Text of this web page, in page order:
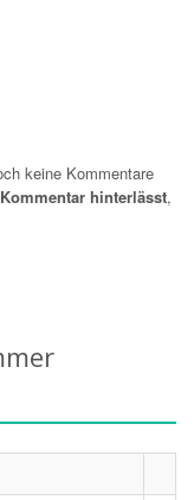
keine Kommentare
hinterlässt,